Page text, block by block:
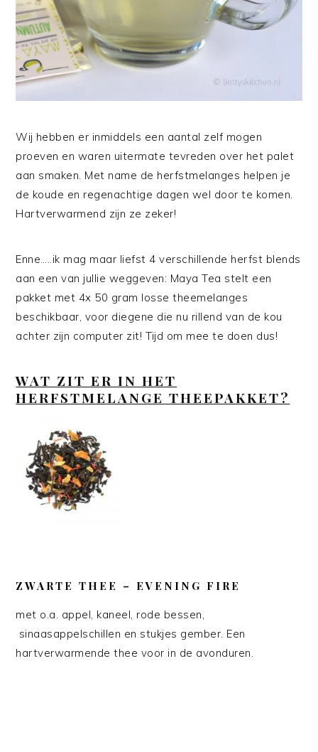
Wij hebben er inmiddels een aantal zelf mogen
proeven en waren uitermate tevreden over het palet
aan smaken. Met name de herfstmelanges helpen je
de koude en regenachtige dagen wel door te komen.
Hartverwarmend zijn ze zeker!
Enne…..ik mag maar liefst 4 verschillende herfst blends
aan een van jullie weggeven: Maya Tea stelt een
pakket met 4x 50 gram losse theemelanges
beschikbaar, voor diegene die nu rillend van de kou
achter zijn computer zit! Tijd om mee te doen dus!
WAT ZIT ER IN HET
HERFSTMELANGE THEEPAKKET?
ZWARTE THEE – EVENING FIRE
met o.a. appel, kaneel, rode bessen,
sinaasappelschillen en stukjes gember. Een
hartverwarmende thee voor in de avonduren.